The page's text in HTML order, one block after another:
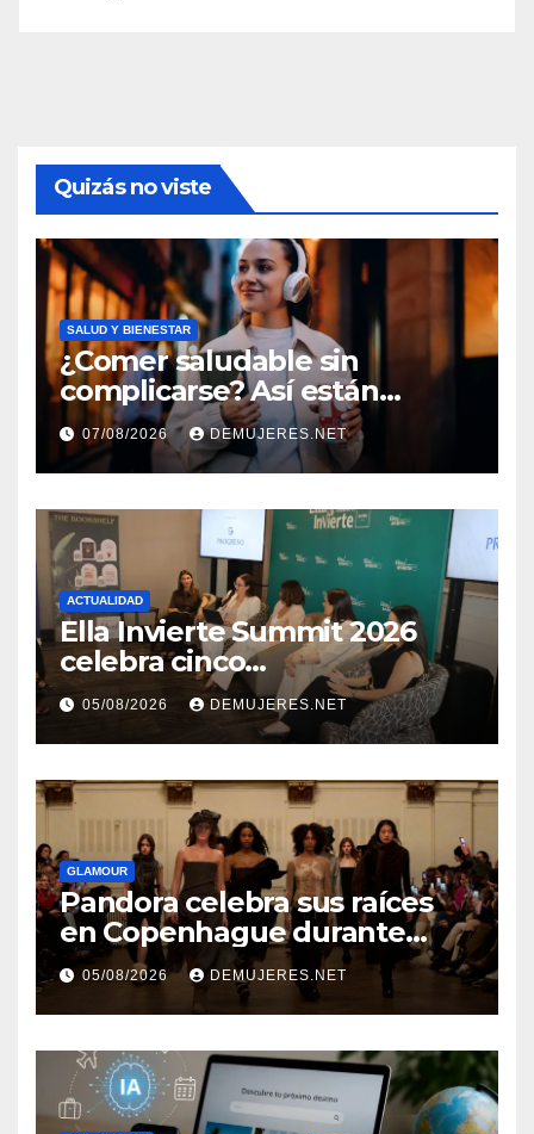
Quizás no viste
SALUD Y BIENESTAR
¿Comer saludable sin
complicarse? Así están
cambiando sus hábitos las
nuevas generaciones
07/08/2026 DEMUJERES.NET
ACTUALIDAD
Ella Invierte Summit 2026
celebra cinco
añosimpulsando a las
mujeres a construir su
independencia financiera
05/08/2026 DEMUJERES.NET
GLAMOUR
Pandora celebra sus raíces
en Copenhague durante
Copenhagen Fashion Week a
través de alianzas creativas
05/08/2026 DEMUJERES.NET